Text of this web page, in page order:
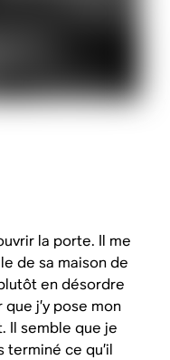
la porte. Il me
de sa maison de
en désordre
j’y pose mon
Il semble que je
terminé ce qu’il